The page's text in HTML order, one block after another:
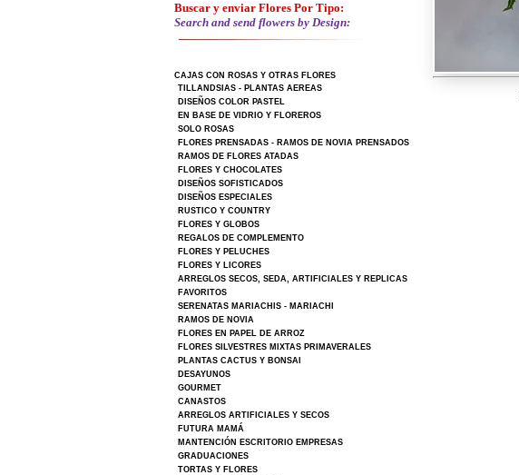
Buscar y enviar Flores Por Tipo:
Search and send flowers by Design:
CAJAS CON ROSAS Y OTRAS FLORES
TILLANDSIAS - PLANTAS AEREAS
DISEÑOS COLOR PASTEL
EN BASE DE VIDRIO Y FLOREROS
SOLO ROSAS
FLORES PRENSADAS - RAMOS DE NOVIA PRENSADOS
RAMOS DE FLORES ATADAS
FLORES Y CHOCOLATES
DISEÑOS SOFISTICADOS
DISEÑOS ESPECIALES
RUSTICO Y COUNTRY
FLORES Y GLOBOS
REGALOS DE COMPLEMENTO
FLORES Y PELUCHES
FLORES Y LICORES
ARREGLOS SECOS, SEDA, ARTIFICIALES Y REPLICAS
FAVORITOS
SERENATAS MARIACHIS - MARIACHI
RAMOS DE NOVIA
FLORES EN PAPEL DE ARROZ
FLORES SILVESTRES MIXTAS PRIMAVERALES
PLANTAS CACTUS Y BONSAI
DESAYUNOS
GOURMET
CANASTOS
ARREGLOS ARTIFICIALES Y SECOS
FUTURA MAMÁ
MANTENCIÓN ESCRITORIO EMPRESAS
GRADUACIONES
TORTAS Y FLORES